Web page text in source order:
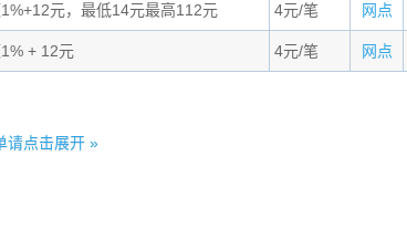
元，最低14元最高112元 4元/笔 网点
+ 12元 4元/笔 网点
请点击展开 »